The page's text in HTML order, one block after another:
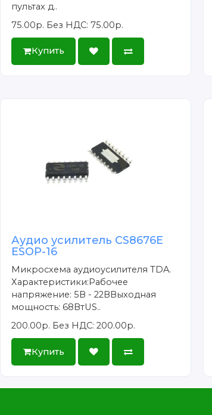
пультах д..
75.00р. Без НДС: 75.00р.
Купить
Аудио усилитель CS8676E
ESOP-16
Микросхема аудиоусилителя TDA.
Характеристики:Рабочее
напряжение: 5В - 22ВВыходная
мощность: 68ВтUS..
200.00р. Без НДС: 200.00р.
Купить